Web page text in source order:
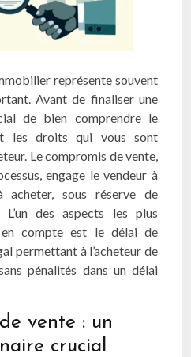
représente souvent
Avant de finaliser une
de bien comprendre le
les droits qui vous sont
Le compromis de vente,
engage le vendeur à
acheter, sous réserve de
L’un des aspects les plus
compte est le délai de
permettant à l’acheteur de
pénalités dans un délai
vente : un
crucial